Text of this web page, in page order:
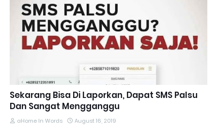
Sekarang Bisa Di Laporkan, Dapat SMS Palsu
Dan Sangat Mengganggu
aHome In Words August 16, 2019